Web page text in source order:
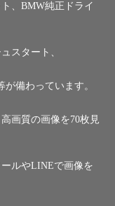
、BMW純正ドライ
スタート、
備わっています。
画質の画像を70枚見
ルやLINEで画像を